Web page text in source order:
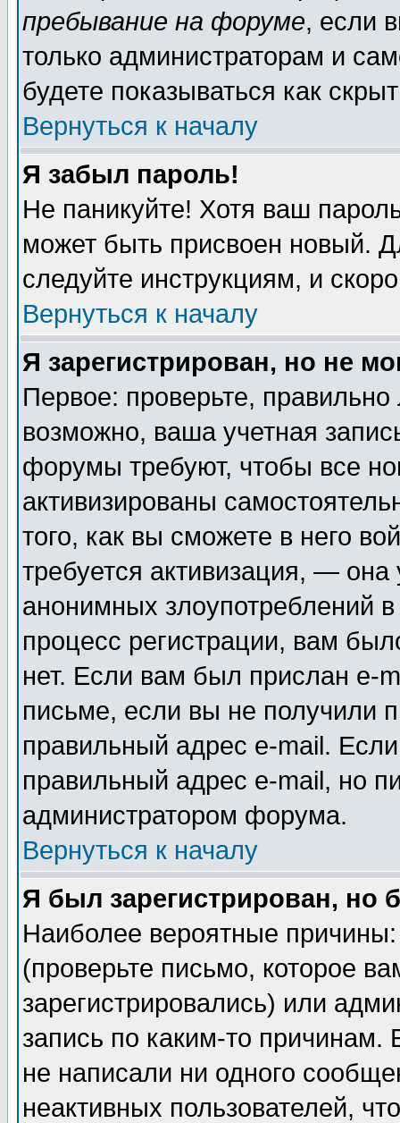
пребывание на форуме, если
только администраторам и
будете показываться как
Вернуться к началу
Я забыл пароль!
Не паникуйте! Хотя ваш
может быть присвоен новый.
следуйте инструкциям, и
Вернуться к началу
Я зарегистрирован, но не
Первое: проверьте,
возможно, ваша учетная
форумы требуют, чтобы все
активизированы
того, как вы сможете в него
требуется активизация, —
анонимных злоупотреблений
процесс регистрации, вам
нет. Если вам был прислан e-
письме, если вы не получили
правильный адрес e-mail.
правильный адрес e-mail, но
администратором форума.
Вернуться к началу
Я был зарегистрирован, но
Наиболее вероятные
(проверьте письмо, которое
зарегистрировались) или
запись по каким-то
не написали ни одного
неактивных пользователей,